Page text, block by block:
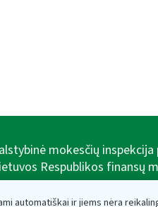
automatiškai ir jiems nėra
mokesčių inspekcija
Respublikos finansų
Vasario 16-osios g. 14, 01107